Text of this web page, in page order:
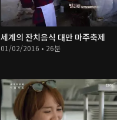
세계의 잔치음식 대만 마주축제
01/02/2016 • 26분